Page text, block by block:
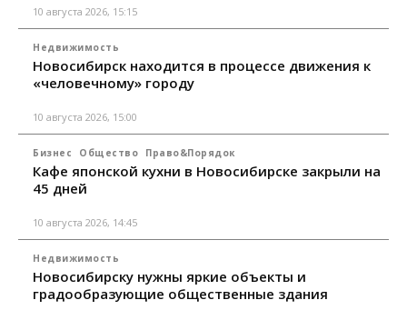
10 августа 2026, 15:15
Недвижимость
Новосибирск находится в процессе движения к
«человечному» городу
10 августа 2026, 15:00
Бизнес Общество Право&Порядок
Кафе японской кухни в Новосибирске закрыли на
45 дней
10 августа 2026, 14:45
Недвижимость
Новосибирску нужны яркие объекты и
градообразующие общественные здания